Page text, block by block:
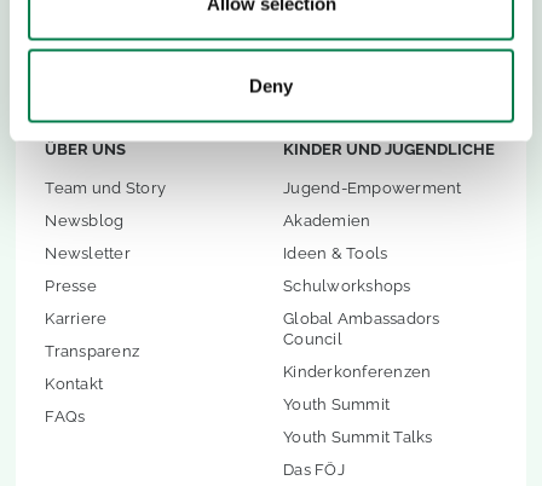
Deny
ÜBER UNS
Team und Story
Newsblog
Newsletter
Presse
Karriere
Transparenz
Kontakt
FAQs
KINDER UND JUGENDLICHE
Jugend-Empowerment
Akademien
Ideen & Tools
Schulworkshops
Global Ambassadors
Council
Kinderkonferenzen
Youth Summit
Youth Summit Talks
Das FÖJ